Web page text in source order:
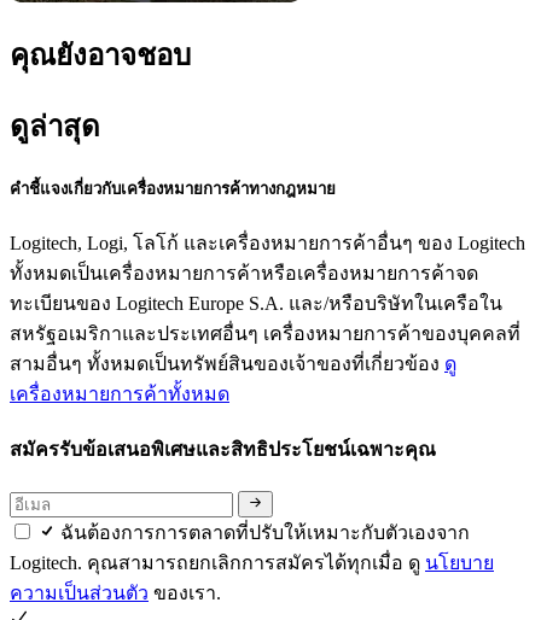
คุณยังอาจชอบ
ดูล่าสุด
คำชี้แจงเกี่ยวกับเครื่องหมายการค้าทางกฎหมาย
Logitech, Logi, โลโก้ และเครื่องหมายการค้าอื่นๆ ของ Logitech
ทั้งหมดเป็นเครื่องหมายการค้าหรือเครื่องหมายการค้าจด
ทะเบียนของ Logitech Europe S.A. และ/หรือบริษัทในเครือใน
สหรัฐอเมริกาและประเทศอื่นๆ เครื่องหมายการค้าของบุคคลที่
สามอื่นๆ ทั้งหมดเป็นทรัพย์สินของเจ้าของที่เกี่ยวข้อง ดู
เครื่องหมายการค้าทั้งหมด
สมัครรับข้อเสนอพิเศษและสิทธิประโยชน์เฉพาะคุณ
ฉันต้องการการตลาดที่ปรับให้เหมาะกับตัวเองจาก
Logitech. คุณสามารถยกเลิกการสมัครได้ทุกเมื่อ ดู นโยบาย
ความเป็นส่วนตัว ของเรา.